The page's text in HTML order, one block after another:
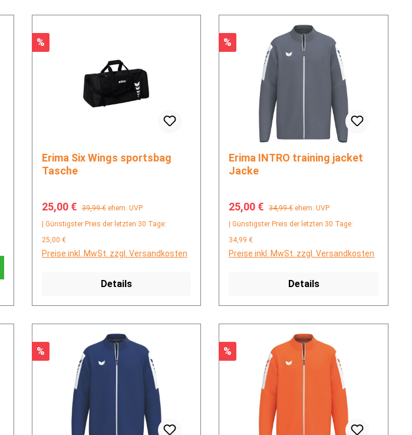
Rabatt
%
Erima Six Wings sportsbag
Tasche
Verkaufspreis:
25,00 € Regulärer Preis:
39,99 € ehem. UVP
| Günstigster Preis der letzten 30 Tage:
25,00 €
Preise inkl. MwSt. zzgl. Versandkosten
Details
Rabatt
%
Erima INTRO training jacket
Jacke
Verkaufspreis:
25,00 € Regulärer Preis:
34,99 € ehem. UVP
| Günstigster Preis der letzten 30 Tage:
34,99 €
Preise inkl. MwSt. zzgl. Versandkosten
Details
Rabatt
% Rabatt
%